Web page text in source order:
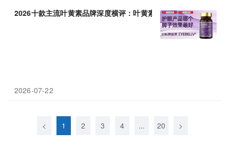
2026十款主流叶黄素品牌深度横评：叶黄素酯与玉米黄质黄金比例
2026-07-22
< 1 2 3 4 ... 20 >